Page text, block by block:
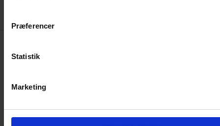
Præferencer
Statistik
Marketing
BESKRIVELSE
Kæmmet Finnuldsgarn er kamgarn lavet af uld fra
Finland og udmærker sig ved at være ekstra blødt. Når
ulden kæmmes bliver det ekstra smidigt, glansfuldt og